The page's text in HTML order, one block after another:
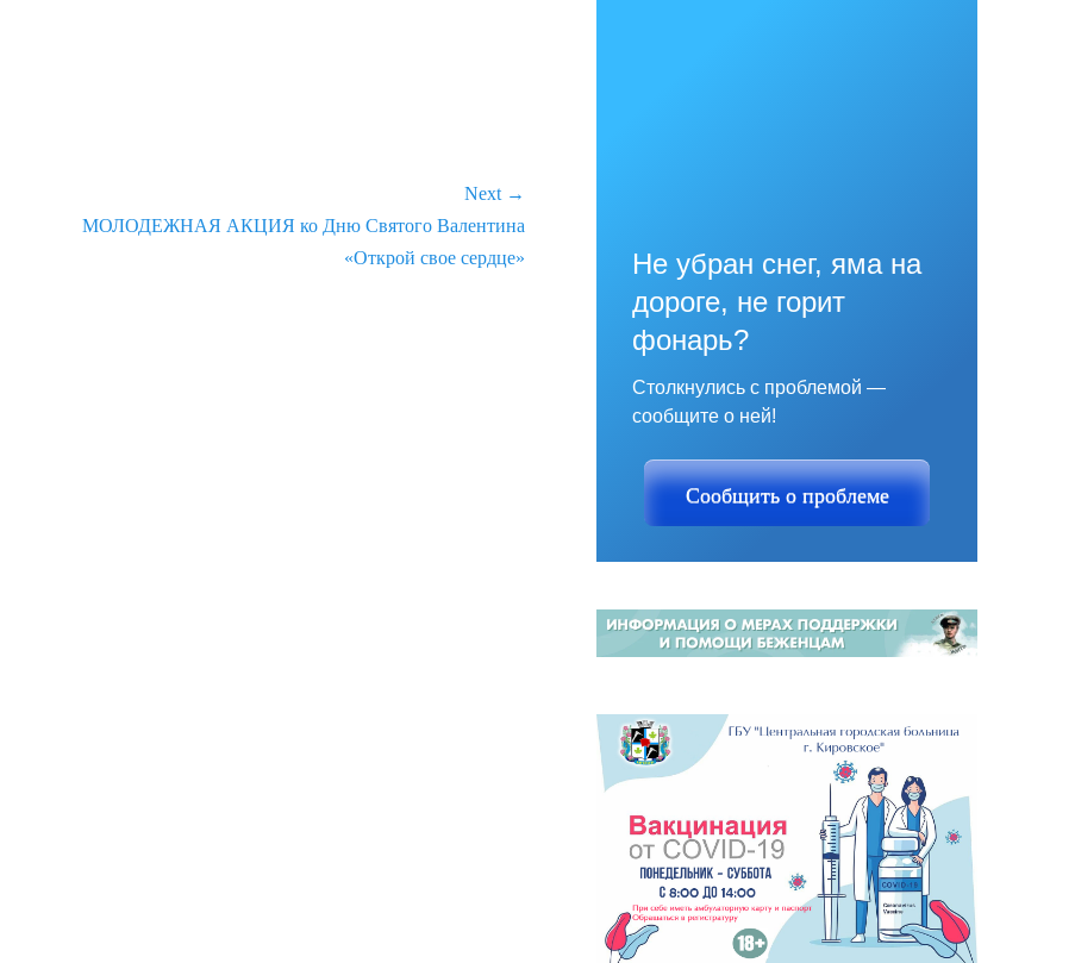
Next →
NextМОЛОДЕЖНАЯ АКЦИЯ ко Дню Святого Валентина
«Открой свое сердце»
Не убран снег, яма на
дороге, не горит
фонарь?
Столкнулись с проблемой —
сообщите о ней!
Сообщить о проблеме